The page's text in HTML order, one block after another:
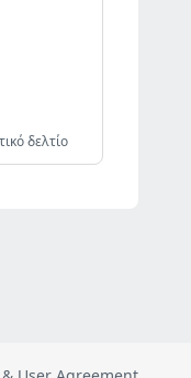
δελτίο